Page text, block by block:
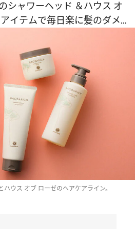
ーヘッド ＆ハウス オ
ハウス オブ ローゼのヘアケアライン。